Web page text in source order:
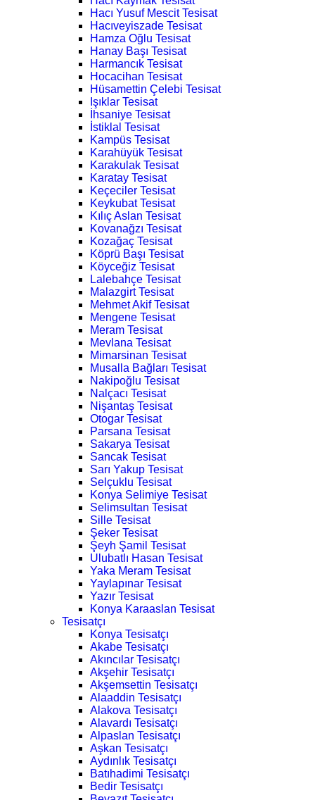
Hacı Yusuf Mescit Tesisat
Hacıveyiszade Tesisat
Hamza Oğlu Tesisat
Hanay Başı Tesisat
Harmancık Tesisat
Hocacihan Tesisat
Hüsamettin Çelebi Tesisat
Işıklar Tesisat
İhsaniye Tesisat
İstiklal Tesisat
Kampüs Tesisat
Karahüyük Tesisat
Karakulak Tesisat
Karatay Tesisat
Keçeciler Tesisat
Keykubat Tesisat
Kılıç Aslan Tesisat
Kovanağzı Tesisat
Kozağaç Tesisat
Köprü Başı Tesisat
Köyceğiz Tesisat
Lalebahçe Tesisat
Malazgirt Tesisat
Mehmet Akif Tesisat
Mengene Tesisat
Meram Tesisat
Mevlana Tesisat
Mimarsinan Tesisat
Musalla Bağları Tesisat
Nakipoğlu Tesisat
Nalçacı Tesisat
Nişantaş Tesisat
Otogar Tesisat
Parsana Tesisat
Sakarya Tesisat
Sancak Tesisat
Sarı Yakup Tesisat
Selçuklu Tesisat
Konya Selimiye Tesisat
Selimsultan Tesisat
Sille Tesisat
Şeker Tesisat
Şeyh Şamil Tesisat
Ulubatlı Hasan Tesisat
Yaka Meram Tesisat
Yaylapınar Tesisat
Yazır Tesisat
Konya Karaaslan Tesisat
Tesisatçı
Konya Tesisatçı
Akabe Tesisatçı
Akıncılar Tesisatçı
Akşehir Tesisatçı
Akşemsettin Tesisatçı
Alaaddin Tesisatçı
Alakova Tesisatçı
Alavardı Tesisatçı
Alpaslan Tesisatçı
Aşkan Tesisatçı
Aydınlık Tesisatçı
Batıhadimi Tesisatçı
Bedir Tesisatçı